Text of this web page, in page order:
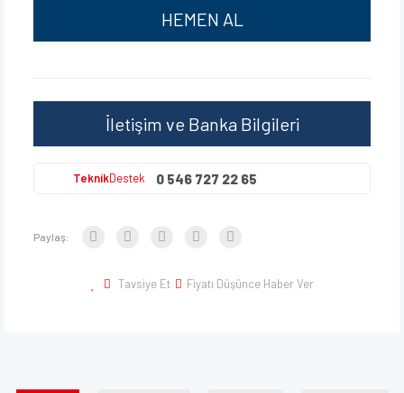
HEMEN AL
İletişim ve Banka Bilgileri
TeknikDestek 0 546 727 22 65
Paylaş:
Tavsiye Et Fiyatı Düşünce Haber Ver